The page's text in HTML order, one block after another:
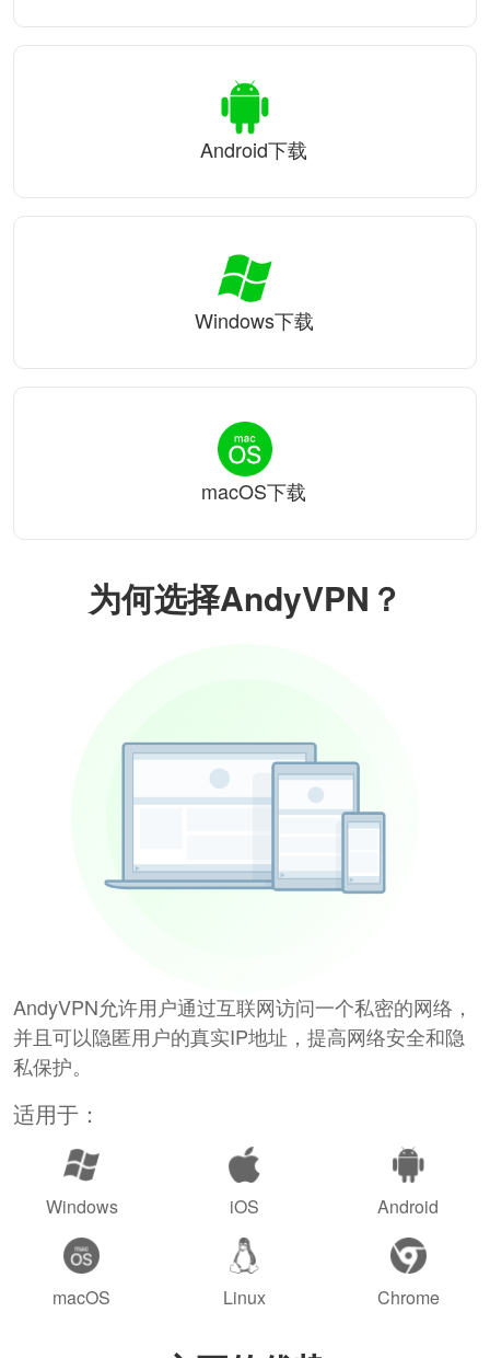
为何选择AndyVPN？
AndyVPN允许用户通过互联网访问一个私密的网络，
并且可以隐匿用户的真实IP地址，提高网络安全和隐
私保护。
适用于：
Windows iOS Android
macOS Linux Chrome
Android下载
Windows下载
macOS下载